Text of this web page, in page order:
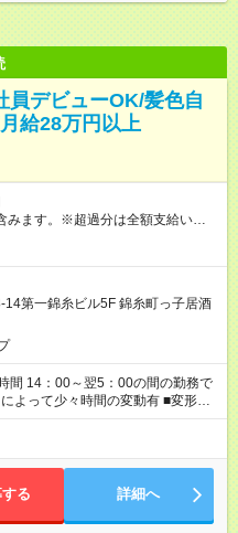
員デビューOK/髪色自
給28万円以上
みます。※超過分は全額支給いたし
／月 みなし残業時間 36時間／月
あり ■前払い賞与あり
上限3万円/月） ■引越し手当 敷
初期費用+荷物運搬費を支給 ※規定
賞与から積立を行える(年利2%)
帯に入ってもらうこともありま
の深夜帯のお給料は「みなし」と
しばしば・・・ でもファイブでは
だキツいだけの深夜業務では心か
ます！ 【試用期間】試
3ヶ月 雇用形態、給与は本採用時
14第一錦糸ビル5F 錦糸町っ子居酒
間 14：00～翌5：00の間の勤務で
て少々時間の変動有 ■変形労
程度 ■休憩時間：1時間程度～2時
■月平均所定労働時間：173時間 ■
です。 ※終電考慮あり ※曜日によ
時間 休憩時間は勤務時間による ■
■平均残業時間：42時間程度
る 詳細へ